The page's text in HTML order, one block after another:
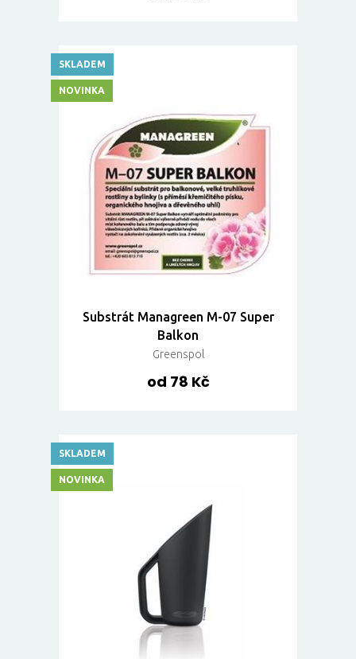
Substrát Managreen M-07 Super
Balkon
Greenspol
od 78 Kč
SKLADEM
NOVINKA
SKLADEM
NOVINKA